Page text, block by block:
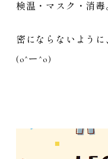
検温・マスク・消毒
密にならないように
(o^ー^o)